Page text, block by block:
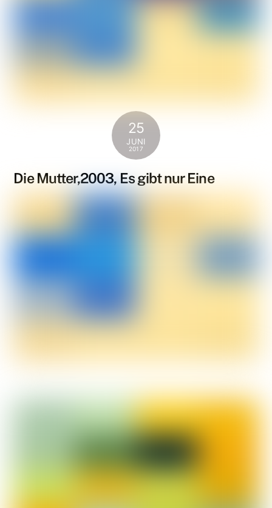
25
JUNI
2017
Die Mutter,2003, Es gibt nur Eine